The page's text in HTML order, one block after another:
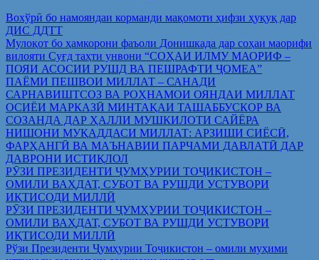
Вохўрӣ бо намояндаи корманди мақомоти ҳифзи ҳуқуқ дар
ДИС ДДТТ
Мулоқот бо ҳамкорони фаъоли Донишкада дар соҳаи маорифи
вилояти Суғд таҳти унвони “СОҲАИ ИЛМУ МАОРИФ –
ПОЯИ АСОСИИ РУШД ВА ПЕШРАФТИ ҶОМЕА”
ПАЁМИ ПЕШВОИ МИЛЛАТ – САНАДИ
САРНАВИШТСОЗ ВА РОҲНАМОИ ОЯНДАИ МИЛЛАТ
ОСИЁИ МАРКАЗӢ МИНТАҚАИ ТАШАББУСКОР ВА
СОЗАНДА ДАР ҲАЛЛИ МУШКИЛОТИ САЙЁРА
НИШОНИ МУҚАДДАСИ МИЛЛАТ: АРЗИШИ СИЁСӢ,
ФАРҲАНГӢ ВА МАЪНАВИИ ПАРЧАМИ ДАВЛАТӢ ДАР
ДАВРОНИ ИСТИҚЛОЛ
РӮЗИ ПРЕЗИДЕНТИ ҶУМҲУРИИ ТОҶИКИСТОН –
ОМИЛИ ВАҲДАТ, СУБОТ ВА РУШДИ УСТУВОРИ
ИҚТИСОДИ МИЛЛӢ
РӮЗИ ПРЕЗИДЕНТИ ҶУМҲУРИИ ТОҶИКИСТОН –
ОМИЛИ ВАҲДАТ, СУБОТ ВА РУШДИ УСТУВОРИ
ИҚТИСОДИ МИЛЛӢ
Рўзи Президенти Ҷумҳурии Тоҷикистон – омили муҳими